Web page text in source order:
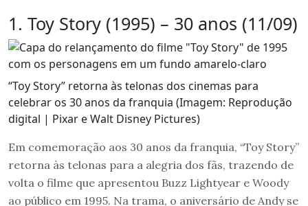
1. Toy Story (1995) – 30 anos (11/09)
“Toy Story” retorna às telonas dos cinemas para
celebrar os 30 anos da franquia (Imagem: Reprodução
digital | Pixar e Walt Disney Pictures)
Em comemoração aos 30 anos da franquia, “Toy Story”
retorna às telonas para a alegria dos fãs, trazendo de
volta o filme que apresentou Buzz Lightyear e Woody
ao público em 1995. Na trama, o aniversário de Andy se